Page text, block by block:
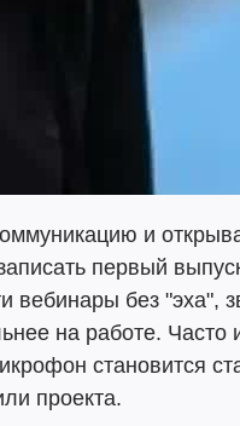
и
первый
вебинары без "эха",
на работе. Часто
становится
проекта.